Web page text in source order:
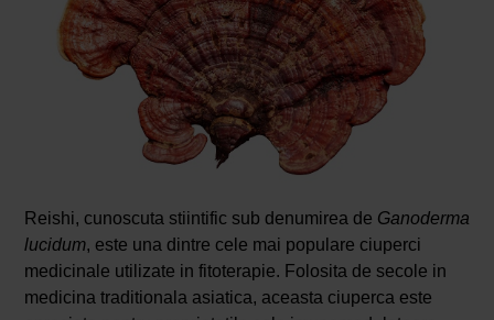
Reishi, cunoscuta stiintific sub denumirea de Ganoderma
lucidum, este una dintre cele mai populare ciuperci
medicinale utilizate in fitoterapie. Folosita de secole in
medicina traditionala asiatica, aceasta ciuperca este